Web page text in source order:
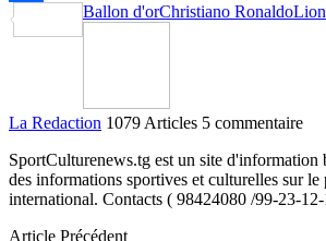
Partager
Ballon d'orChristiano Ronaldo
La Redaction 1079 Articles 5 commentaire
SportCulturenews.tg est un site d'information
des informations sportives et culturelles sur le
international. Contacts ( 98424080 /99-23-
Article Précédent